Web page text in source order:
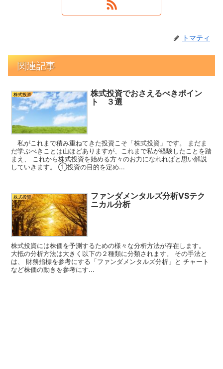
トマティ
関連記事
株式投資
株式投資でおさえるべきポイン
ト ３選
私がこれまで積み重ねてきた投資こそ「株式投資」です。 まだま
だ学ぶべきことは山ほどありますが、これまで私が経験したことを踏
まえ、 これから株式投資を始める方々のお力になれればと思い解説
していきます。 ①投資の目的を定め...
株式投資
ファンダメンタルズ分析VSテク
ニカル分析
株式投資には株価を予測するための様々な分析方法が存在します。
大抵の分析方法は大きく以下の２種類に分類されます。 その手法と
は、 財務指標を参考にする「ファンダメンタルズ分析」と チャート
など株価の動きを参考にす...